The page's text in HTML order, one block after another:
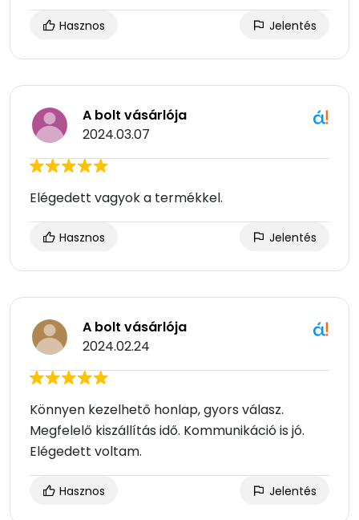
Hasznos Jelentés
A bolt vásárlója
2024.03.07
Elégedett vagyok a termékkel.
Hasznos Jelentés
A bolt vásárlója
2024.02.24
Könnyen kezelhető honlap, gyors válasz.
Megfelelő kiszállítás idő. Kommunikáció is jó.
Elégedett voltam.
Hasznos Jelentés